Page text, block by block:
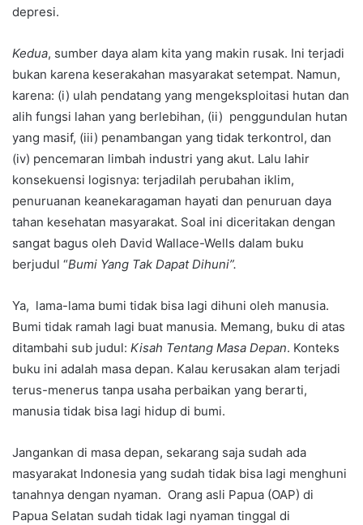
depresi.
Kedua, sumber daya alam kita yang makin rusak. Ini terjadi
bukan karena keserakahan masyarakat setempat. Namun,
karena: (i) ulah pendatang yang mengeksploitasi hutan dan
alih fungsi lahan yang berlebihan, (ii) penggundulan hutan
yang masif, (iii) penambangan yang tidak terkontrol, dan
(iv) pencemaran limbah industri yang akut. Lalu lahir
konsekuensi logisnya: terjadilah perubahan iklim,
penuruanan keanekaragaman hayati dan penuruan daya
tahan kesehatan masyarakat. Soal ini diceritakan dengan
sangat bagus oleh David Wallace-Wells dalam buku
berjudul “Bumi Yang Tak Dapat Dihuni”.
Ya, lama-lama bumi tidak bisa lagi dihuni oleh manusia.
Bumi tidak ramah lagi buat manusia. Memang, buku di atas
ditambahi sub judul: Kisah Tentang Masa Depan. Konteks
buku ini adalah masa depan. Kalau kerusakan alam terjadi
terus-menerus tanpa usaha perbaikan yang berarti,
manusia tidak bisa lagi hidup di bumi.
Jangankan di masa depan, sekarang saja sudah ada
masyarakat Indonesia yang sudah tidak bisa lagi menghuni
tanahnya dengan nyaman. Orang asli Papua (OAP) di
Papua Selatan sudah tidak lagi nyaman tinggal di